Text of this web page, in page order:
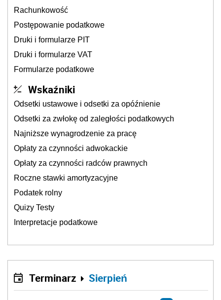
Rachunkowość
Postępowanie podatkowe
Druki i formularze PIT
Druki i formularze VAT
Formularze podatkowe
Wskaźniki
Odsetki ustawowe i odsetki za opóźnienie
Odsetki za zwłokę od zaległości podatkowych
Najniższe wynagrodzenie za pracę
Opłaty za czynności adwokackie
Opłaty za czynności radców prawnych
Roczne stawki amortyzacyjne
Podatek rolny
Quizy Testy
Interpretacje podatkowe
Terminarz Sierpień